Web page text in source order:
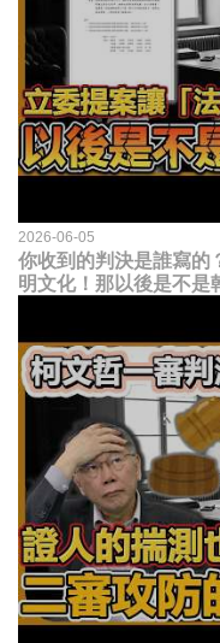
2026-06-05
你收到的判決是誰寫的
明文化！那以後是不是